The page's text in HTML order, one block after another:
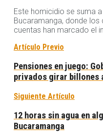
Este homicidio se suma
Bucaramanga, donde
cuentas han marcado el
Artículo Previo
Pensiones en juego:
privados girar billones
Siguiente Artículo
12 horas sin agua en
Bucaramanga